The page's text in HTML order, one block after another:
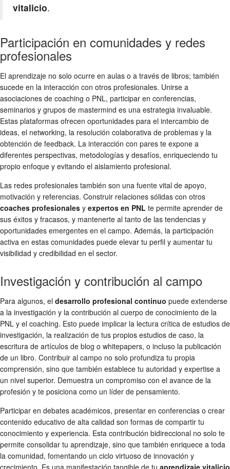
vitalicio.
Participación en comunidades y redes
profesionales
El aprendizaje no solo ocurre en aulas o a través de libros; también
sucede en la interacción con otros profesionales. Unirse a
asociaciones de coaching o PNL, participar en conferencias,
seminarios y grupos de mastermind es una estrategia invaluable.
Estas plataformas ofrecen oportunidades para el intercambio de
ideas, el networking, la resolución colaborativa de problemas y la
obtención de feedback. La interacción con pares te expone a
diferentes perspectivas, metodologías y desafíos, enriqueciendo tu
propio enfoque y evitando el aislamiento profesional.
Las redes profesionales también son una fuente vital de apoyo,
motivación y referencias. Construir relaciones sólidas con otros
coaches profesionales y expertos en PNL te permite aprender de
sus éxitos y fracasos, y mantenerte al tanto de las tendencias y
oportunidades emergentes en el campo. Además, la participación
activa en estas comunidades puede elevar tu perfil y aumentar tu
visibilidad y credibilidad en el sector.
Investigación y contribución al campo
Para algunos, el desarrollo profesional continuo puede extenderse
a la investigación y la contribución al cuerpo de conocimiento de la
PNL y el coaching. Esto puede implicar la lectura crítica de estudios de
investigación, la realización de tus propios estudios de caso, la
escritura de artículos de blog o whitepapers, o incluso la publicación
de un libro. Contribuir al campo no solo profundiza tu propia
comprensión, sino que también establece tu autoridad y expertise a
un nivel superior. Demuestra un compromiso con el avance de la
profesión y te posiciona como un líder de pensamiento.
Participar en debates académicos, presentar en conferencias o crear
contenido educativo de alta calidad son formas de compartir tu
conocimiento y experiencia. Esta contribución bidireccional no solo te
permite consolidar tu aprendizaje, sino que también enriquece a toda
la comunidad, fomentando un ciclo virtuoso de innovación y
crecimiento. Es una manifestación tangible de tu aprendizaje vitalicio